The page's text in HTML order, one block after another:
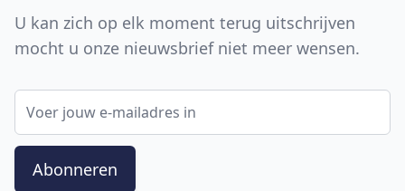
U kan zich op elk moment terug uitschrijven
mocht u onze nieuwsbrief niet meer wensen.
E-mail adres
Abonneren